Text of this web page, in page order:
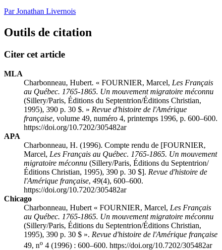
Par Jonathan Livernois
Outils de citation
Citer cet article
MLA
Charbonneau, Hubert. « FOURNIER, Marcel, Les Français
au Québec. 1765-1865. Un mouvement migratoire méconnu
(Sillery/Paris, Éditions du Septentrion/Éditions Christian,
1995), 390 p. 30 $. » Revue d'histoire de l'Amérique
française, volume 49, numéro 4, printemps 1996, p. 600–600.
https://doi.org/10.7202/305482ar
APA
Charbonneau, H. (1996). Compte rendu de [FOURNIER,
Marcel, Les Français au Québec. 1765-1865. Un mouvement
migratoire méconnu (Sillery/Paris, Éditions du Septentrion/
Éditions Christian, 1995), 390 p. 30 $]. Revue d'histoire de
l'Amérique française, 49(4), 600–600.
https://doi.org/10.7202/305482ar
Chicago
Charbonneau, Hubert « FOURNIER, Marcel, Les Français
au Québec. 1765-1865. Un mouvement migratoire méconnu
(Sillery/Paris, Éditions du Septentrion/Éditions Christian,
1995), 390 p. 30 $ ». Revue d'histoire de l'Amérique française
49, no 4 (1996) : 600–600. https://doi.org/10.7202/305482ar